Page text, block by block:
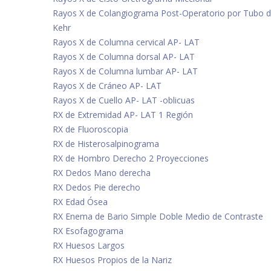
Rayos X de Colangiograma Post-Operatorio por Tubo
Kehr
Rayos X de Columna cervical AP- LAT
Rayos X de Columna dorsal AP- LAT
Rayos X de Columna lumbar AP- LAT
Rayos X de Cráneo AP- LAT
Rayos X de Cuello AP- LAT -oblicuas
RX de Extremidad AP- LAT 1 Región
RX de Fluoroscopia
RX de Histerosalpinograma
RX de Hombro Derecho 2 Proyecciones
RX Dedos Mano derecha
RX Dedos Pie derecho
RX Edad Ósea
RX Enema de Bario Simple Doble Medio de Contraste
RX Esofagograma
RX Huesos Largos
RX Huesos Propios de la Nariz